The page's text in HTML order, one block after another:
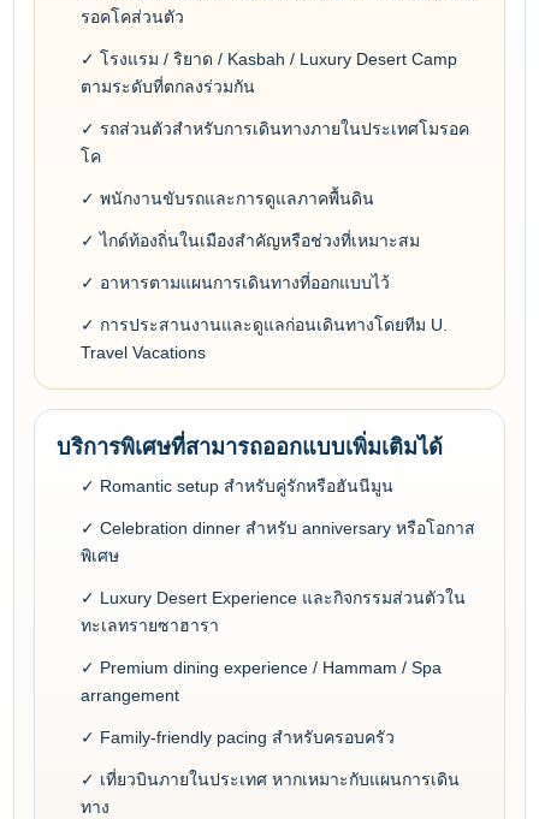
รอคโคส่วนตัว
✓ โรงแรม / ริยาด / Kasbah / Luxury Desert Camp
ตามระดับที่ตกลงร่วมกัน
✓ รถส่วนตัวสำหรับการเดินทางภายในประเทศโมรอค
โค
✓ พนักงานขับรถและการดูแลภาคพื้นดิน
✓ ไกด์ท้องถิ่นในเมืองสำคัญหรือช่วงที่เหมาะสม
✓ อาหารตามแผนการเดินทางที่ออกแบบไว้
✓ การประสานงานและดูแลก่อนเดินทางโดยทีม U.
Travel Vacations
บริการพิเศษที่สามารถออกแบบเพิ่มเติมได้
✓ Romantic setup สำหรับคู่รักหรือฮันนีมูน
✓ Celebration dinner สำหรับ anniversary หรือโอกาส
พิเศษ
✓ Luxury Desert Experience และกิจกรรมส่วนตัวใน
ทะเลทรายซาฮารา
✓ Premium dining experience / Hammam / Spa
arrangement
✓ Family-friendly pacing สำหรับครอบครัว
✓ เที่ยวบินภายในประเทศ หากเหมาะกับแผนการเดิน
ทาง